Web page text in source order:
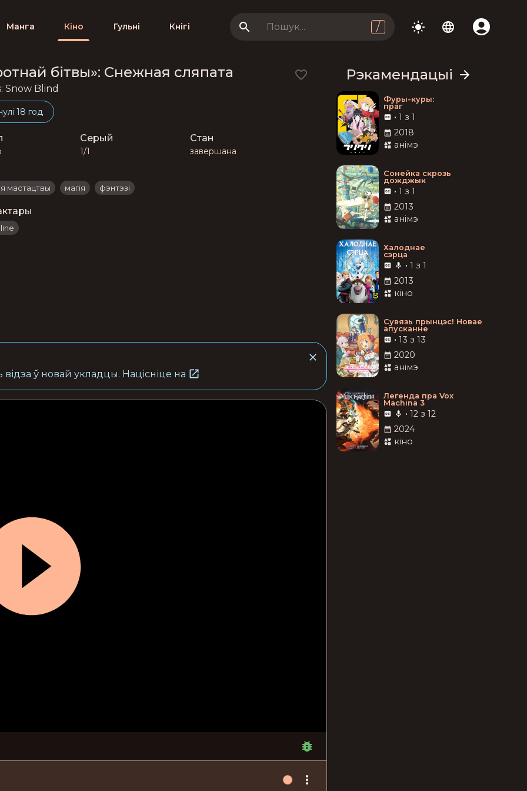
Манга Кіно Гульні Кнігі /
бітвы»: Снежная сляпата
Snow Blind
18 год
Серый
1/1
Стан
завершана
мастацтвы магія фэнтэзі
ў новай укладцы. Націсніце на
Рэкамендацыі
Фуры-куры:
праг
• 1 з 1
2018
анімэ
Сонейка скрозь
дожджык
• 1 з 1
2013
анімэ
Халоднае
сэрца
• 1 з 1
2013
кіно
Сувязь прынцэс! Новае
апусканне
• 13 з 13
2020
анімэ
Легенда пра Vox
Machina 3
• 12 з 12
2024
кіно